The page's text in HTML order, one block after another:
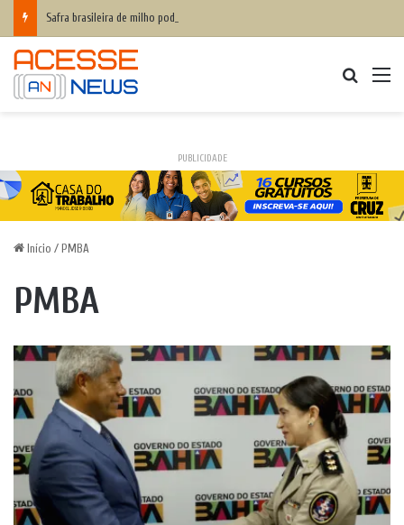
Safra brasileira de milho pode superar 140 milhões de toneladas
PUBLICIDADE
Início / PMBA
PMBA